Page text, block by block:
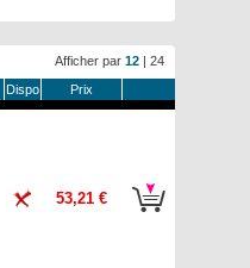
Afficher par 12 | 24
Dispo Prix
53,21 €